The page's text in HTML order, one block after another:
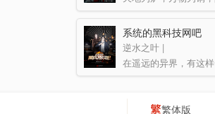
系统的黑科技网吧
逆水之叶 |
繁体版